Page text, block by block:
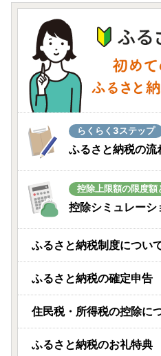
らくらく3ステップ
ふるさと納税の流
控除上限額の限度額
控除シミュレーシ
ふるさと納税制度につい
ふるさと納税の確定申告
住民税・所得税の控除に
ふるさと納税のお礼特典